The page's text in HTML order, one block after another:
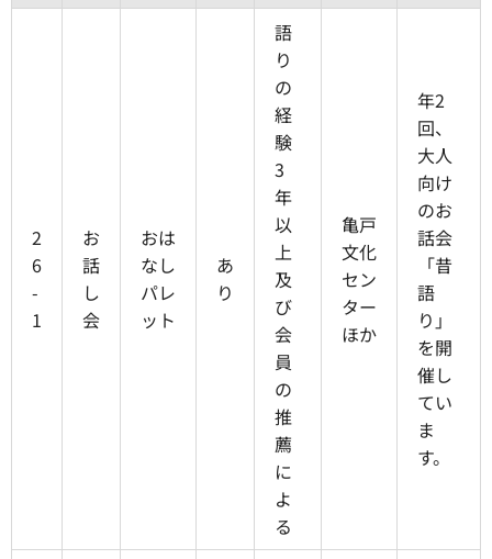
2
6
-
1
お
話
し
会
おは
なし
パレ
ット
あ
り
語
り
の
経
験
3
年
以
上
及
び
会
員
の
推
薦
に
よ
る
亀戸
文化
セン
ター
ほか
年2
回、
大人
向け
のお
話会
「昔
語
り」
を開
催し
てい
ま
す。